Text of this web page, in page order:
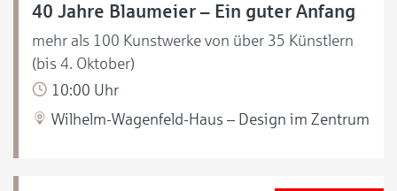
40 Jahre Blaumeier – Ein guter Anfang
mehr als 100 Kunstwerke von über 35 Künstlern
(bis 4. Oktober)
10:00 Uhr
Wilhelm-Wagenfeld-Haus – Design im Zentrum